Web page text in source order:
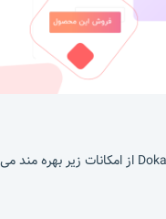
برای راه اندازی سایت چند فروشندگی با افزونه Dokan از امکانات زیر بهره مند می